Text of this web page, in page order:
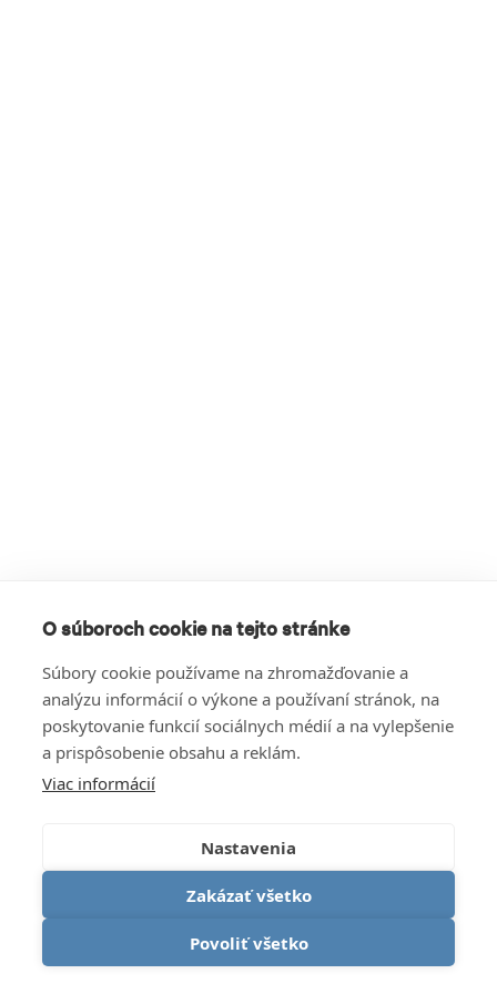
O súboroch cookie na tejto stránke
Súbory cookie používame na zhromažďovanie a
analýzu informácií o výkone a používaní stránok, na
poskytovanie funkcií sociálnych médií a na vylepšenie
a prispôsobenie obsahu a reklám.
Viac informácií
Nastavenia
Zakázať všetko
Povoliť všetko